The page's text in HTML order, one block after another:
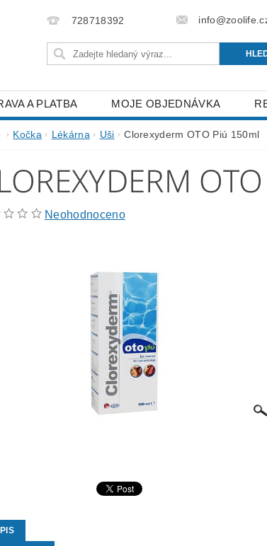
728718392
A PLATBA MOJE OBJEDNÁVKA
Kočka Lékárna Uši Clorexyderm OTO Piú 150ml
Neohodnoceno